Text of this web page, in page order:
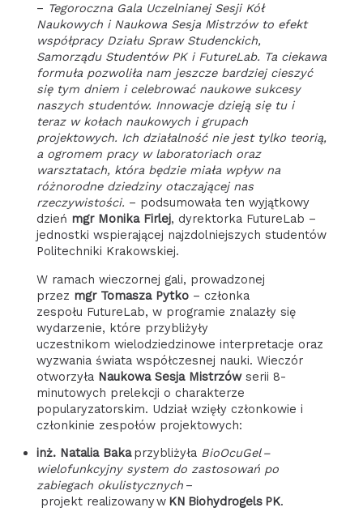
– Tegoroczna Gala Uczelnianej Sesji Kół
Naukowych i Naukowa Sesja Mistrzów to efekt
współpracy Działu Spraw Studenckich,
Samorządu Studentów PK i FutureLab. Ta ciekawa
formuła pozwoliła nam jeszcze bardziej cieszyć
się tym dniem i celebrować naukowe sukcesy
naszych studentów. Innowacje dzieją się tu i
teraz w kołach naukowych i grupach
projektowych. Ich działalność nie jest tylko teorią,
a ogromem pracy w laboratoriach oraz
warsztatach, która będzie miała wpływ na
różnorodne dziedziny otaczającej nas
rzeczywistości. – podsumowała ten wyjątkowy
dzień mgr Monika Firlej, dyrektorka FutureLab –
jednostki wspierającej najzdolniejszych studentów
Politechniki Krakowskiej.
W ramach wieczornej gali, prowadzonej
przez mgr Tomasza Pytko – członka
zespołu FutureLab, w programie znalazły się
wydarzenie, które przybliżyły
uczestnikom wielodziedzinowe interpretacje oraz
wyzwania świata współczesnej nauki. Wieczór
otworzyła Naukowa Sesja Mistrzów serii 8-
minutowych prelekcji o charakterze
popularyzatorskim. Udział wzięły członkowie i
członkinie zespołów projektowych:
inż. Natalia Bakaprzybliżyła BioOcuGel –
wielofunkcyjny system do zastosowań po
zabiegach okulistycznych –
projekt realizowany w KN Biohydrogels PK.